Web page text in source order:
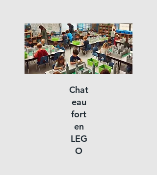
Chat
eau
fort
en
LEG
O